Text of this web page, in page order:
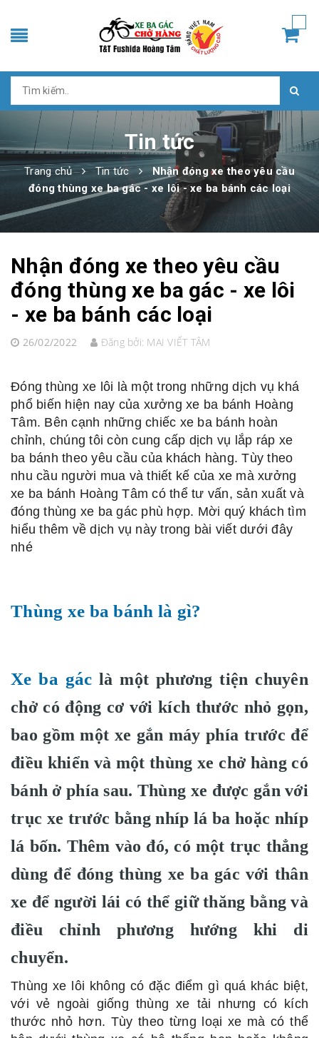
Tin tức
Trang chủ Tin tức
Nhận đóng xe theo yêu cầu
đóng thùng xe ba gác - xe lôi - xe ba bánh các loại
Nhận đóng xe theo yêu cầu
đóng thùng xe ba gác - xe lôi
- xe ba bánh các loại
26/02/2022 Đăng bởi: MAI VIẾT TÂM
Đóng thùng xe lôi là một trong những dịch vụ khá
phổ biến hiện nay của xưởng xe ba bánh Hoàng
Tâm. Bên cạnh những chiếc xe ba bánh hoàn
chỉnh, chúng tôi còn cung cấp dịch vụ lắp ráp xe
ba bánh theo yêu cầu của khách hàng. Tùy theo
nhu cầu người mua và thiết kế của xe mà xưởng
xe ba bánh Hoàng Tâm có thể tư vấn, sản xuất và
đóng thùng xe ba gác phù hợp. Mời quý khách tìm
hiểu thêm về dịch vụ này trong bài viết dưới đây
nhé
Thùng xe ba bánh là gì?
Xe ba gác là một phương tiện chuyên
chở có động cơ với kích thước nhỏ gọn,
bao gồm một xe gắn máy phía trước để
điều khiển và một thùng xe chở hàng có
bánh ở phía sau. Thùng xe được gắn với
trục xe trước bằng nhíp lá ba hoặc nhíp
lá bốn. Thêm vào đó, có một trục thẳng
dùng để đóng thùng xe ba gác với thân
xe để người lái có thể giữ thăng bằng và
điều chỉnh phương hướng khi di
chuyển.
Thùng xe lôi không có đặc điểm gì quá khác biệt,
với vẻ ngoài giống thùng xe tải nhưng có kích
thước nhỏ hơn. Tùy theo từng loại xe mà có thể